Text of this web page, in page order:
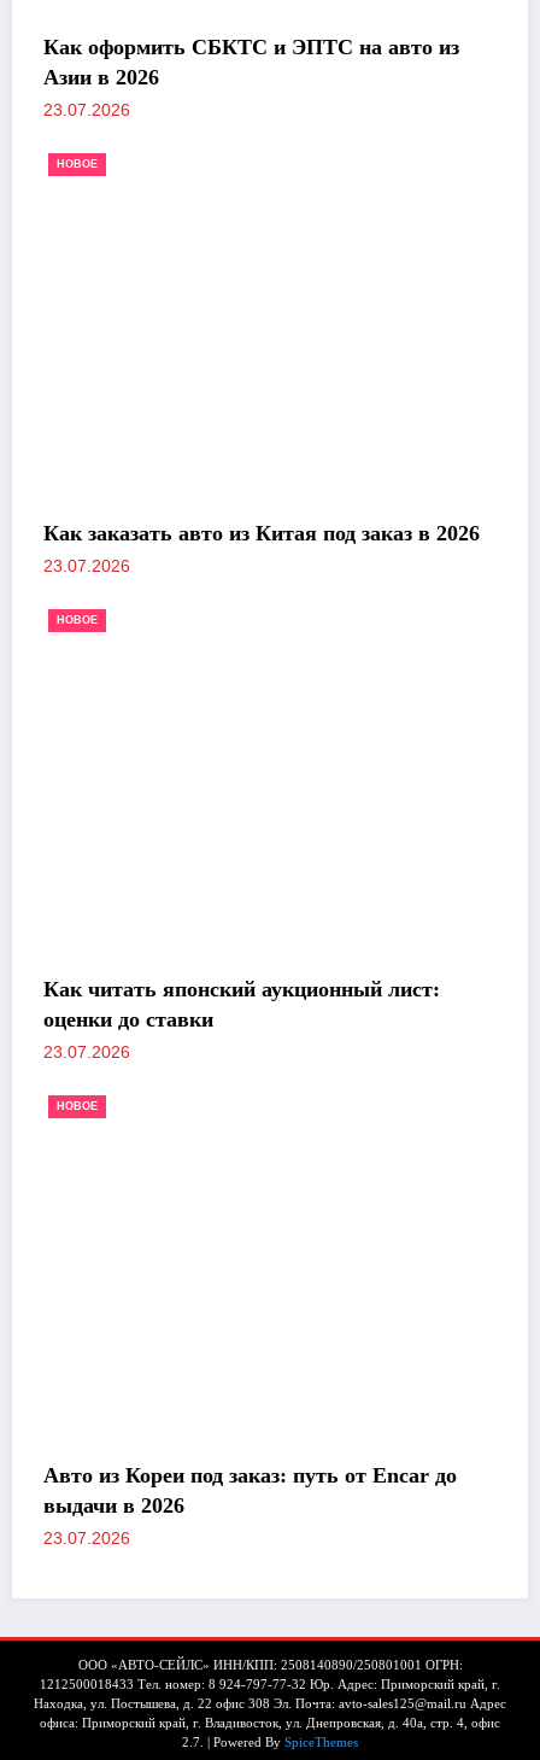
Как оформить СБКТС и ЭПТС на авто из
Азии в 2026
23.07.2026
НОВОЕ
Как заказать авто из Китая под заказ в 2026
23.07.2026
НОВОЕ
Как читать японский аукционный лист:
оценки до ставки
23.07.2026
НОВОЕ
Авто из Кореи под заказ: путь от Encar до
выдачи в 2026
23.07.2026
ООО «АВТО-СЕЙЛС» ИНН/КПП: 2508140890/250801001 ОГРН:
1212500018433 Тел. номер: 8 924-797-77-32 Юр. Адрес: Приморский край, г.
Находка, ул. Постышева, д. 22 офис 308 Эл. Почта: avto-sales125@mail.ru Адрес
офиса: Приморский край, г. Владивосток, ул. Днепровская, д. 40а, стр. 4, офис
2.7. | Powered By SpiceThemes